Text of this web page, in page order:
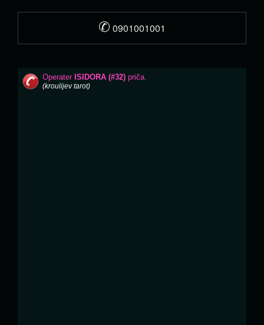
✆ 0901001001